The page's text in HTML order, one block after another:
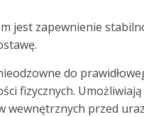
jest zapewnienie
do
fizycznych.
wewnętrznych przed